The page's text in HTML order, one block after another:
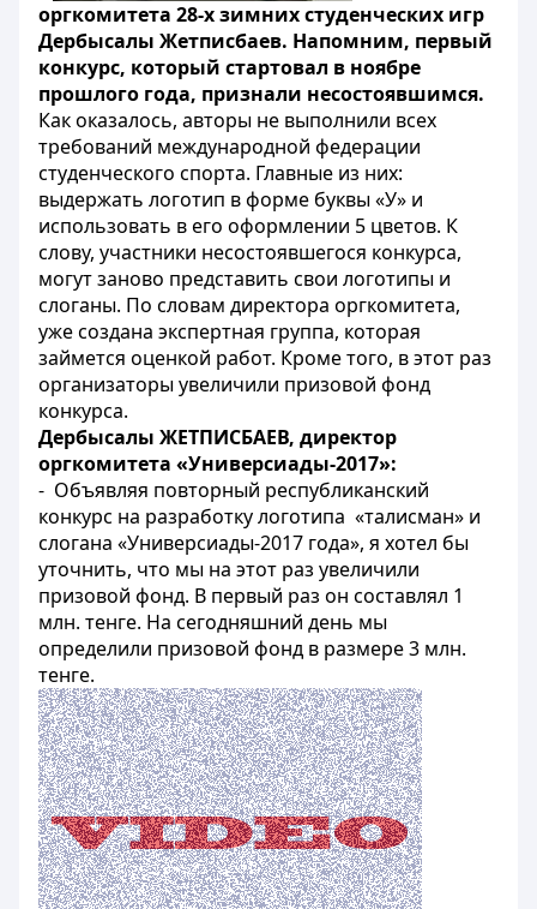
оргкомитета 28-х зимних студенческих игр
Дербысалы Жетписбаев. Напомним, первый
конкурс, который стартовал в ноябре
прошлого года, признали несостоявшимся.
Как оказалось, авторы не выполнили всех
требований международной федерации
студенческого спорта. Главные из них:
выдержать логотип в форме буквы «У» и
использовать в его оформлении 5 цветов. К
слову, участники несостоявшегося конкурса,
могут заново представить свои логотипы и
слоганы. По словам директора оргкомитета,
уже создана экспертная группа, которая
займется оценкой работ. Кроме того, в этот раз
организаторы увеличили призовой фонд
конкурса.
Дербысалы ЖЕТПИСБАЕВ, директор
оргкомитета «Универсиады-2017»:
- Объявляя повторный республиканский
конкурс на разработку логотипа «талисман» и
слогана «Универсиады-2017 года», я хотел бы
уточнить, что мы на этот раз увеличили
призовой фонд. В первый раз он составлял 1
млн. тенге. На сегодняшний день мы
определили призовой фонд в размере 3 млн.
тенге.